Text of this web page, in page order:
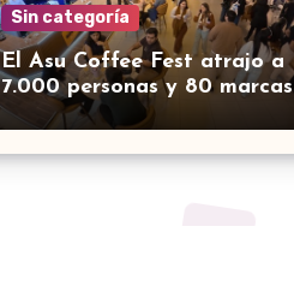
Sin categoría
El Asu Coffee Fest atrajo a
7.000 personas y 80 marcas